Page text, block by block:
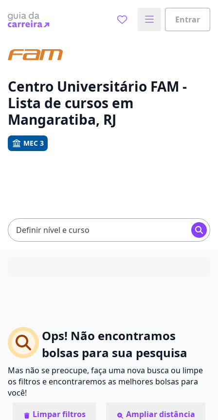
Entrar
Vamos te guiar no caminho ideal para seus estudos
Sim, já sei
Centro Universitário FAM -
Lista de cursos em
Mangaratiba, RJ
MEC 3
Definir nível e curso
Ops! Não encontramos
bolsas para sua pesquisa
Mas não se preocupe, faça uma nova busca ou limpe
os filtros e encontraremos as melhores bolsas para
você!
Limpar filtros
Ampliar distância